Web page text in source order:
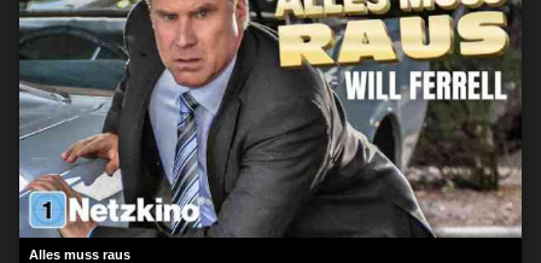
Alles muss raus